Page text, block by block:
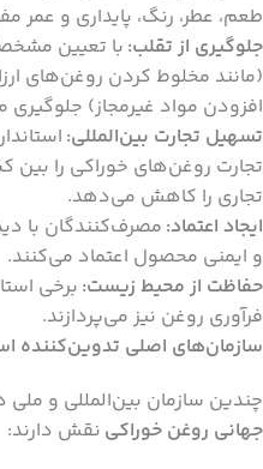
طعم، عطر، رنگ، پایداری و عمر
جلوگیری از تقلب: با تعیین
(مانند مخلوط کردن روغن‌های
افزودن مواد غیرمجاز)
تسهیل تجارت بین‌المللی:
تجارت روغن‌های خوراکی را بین
تجاری را کاهش می‌دهد.
ایجاد اعتماد: مصرف‌کنندگان با
و ایمنی محصول اعتماد می‌کنند.
حفاظت از محیط زیست: برخی
فرآوری روغن نیز می‌پردازند.
سازمان‌های اصلی تدوین‌کننده
چندین سازمان بین‌المللی و ملی
جهانی روغن خوراکی نقش دارند: